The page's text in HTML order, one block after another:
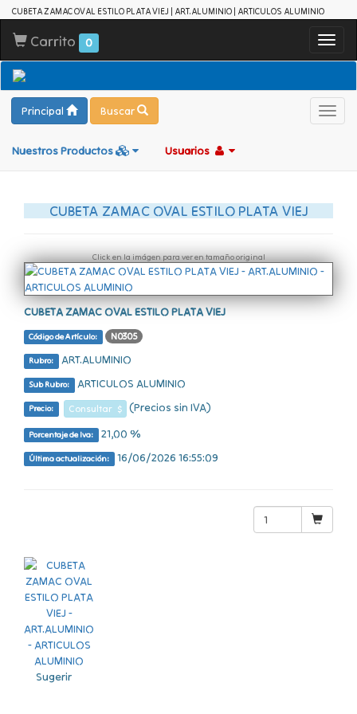
CUBETA ZAMAC OVAL ESTILO PLATA VIEJ | ART.ALUMINIO | ARTICULOS ALUMINIO
Carrito 0
Principal Buscar
Nuestros Productos Usuarios
CUBETA ZAMAC OVAL ESTILO PLATA VIEJ
Click en la imágen para ver en tamaño original
CUBETA ZAMAC OVAL ESTILO PLATA VIEJ
Código de Artículo: N0305
Rubro: ART.ALUMINIO
Sub Rubro: ARTICULOS ALUMINIO
Precio: Consultar $ (Precios sin IVA)
Porcentaje de Iva: 21,00 %
Última actualización: 16/06/2026 16:55:09
Sugerir